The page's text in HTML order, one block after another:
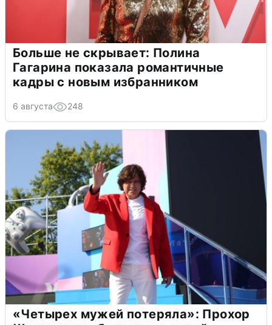
Больше не скрывает: Полина
Гагарина показала романтичные
кадры с новым избранником
6 августа 248
«Четырех мужей потеряла»: Прохор